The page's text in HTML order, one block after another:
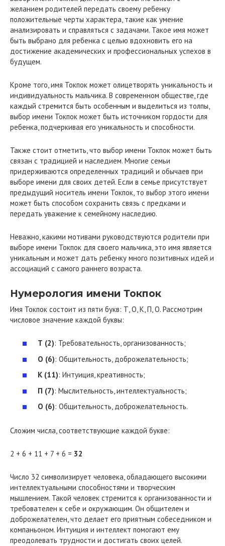
желанием родителей передать своему ребенку
положительные черты характера, такие как умение
анализировать и справляться с задачами. Такое имя может
быть выбрано для ребенка с целью вдохновить его на
достижение академических и профессиональных успехов в
будущем.
Кроме того, имя Токпок может олицетворять уникальность и
индивидуальность мальчика. В современном обществе, где
каждый стремится быть особенным и выделиться из толпы,
выбор имени Токпок может быть источником гордости для
ребенка, подчеркивая его уникальность и способности.
Также стоит отметить, что выбор имени Токпок может быть
связан с традицией и наследием. Многие семьи
придерживаются определенных традиций и обычаев при
выборе имени для своих детей. Если в семье присутствует
предыдущий носитель имени Токпок, то выбор этого имени
может быть способом сохранить связь с предками и
передать уважение к семейному наследию.
Неважно, какими мотивами руководствуются родители при
выборе имени Токпок для своего мальчика, это имя является
уникальным и может дать ребенку много позитивных идей и
ассоциаций с самого раннего возраста.
Нумерология имени Токпок
Имя Токпок состоит из пяти букв: Т, О, К, П, О. Рассмотрим
числовое значение каждой буквы:
Т (2): Требовательность, организованность;
О (6): Общительность, доброжелательность;
К (11): Интуиция, креативность;
П (7): Мыслительность, интеллектуальность;
О (6): Общительность, доброжелательность.
Сложим числа, соответствующие каждой букве:
2 + 6 + 11 + 7 + 6 = 32
Число 32 символизирует человека, обладающего высокими
интеллектуальными способностями и творческим
мышлением. Такой человек стремится к организованности и
требователен к себе и окружающим. Он общителен и
доброжелателен, что делает его приятным собеседником и
компаньоном. Интуиция и интеллект помогают ему
преодолевать трудности и достигать своих целей.